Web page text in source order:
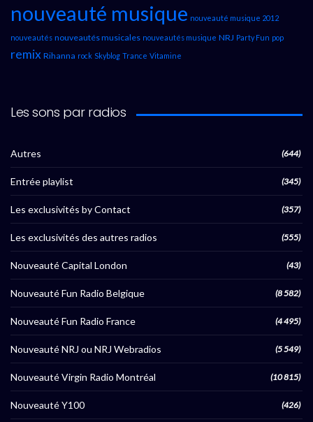
nouveauté musique nouveauté musique 2012
nouveautés nouveautés musicales nouveautés musique NRJ Party Fun pop
remix Rihanna rock Skyblog Trance Vitamine
Les sons par radios
Autres (644)
Entrée playlist (345)
Les exclusivités by Contact (357)
Les exclusivités des autres radios (555)
Nouveauté Capital London (43)
Nouveauté Fun Radio Belgique (8 582)
Nouveauté Fun Radio France (4 495)
Nouveauté NRJ ou NRJ Webradios (5 549)
Nouveauté Virgin Radio Montréal (10 815)
Nouveauté Y100 (426)